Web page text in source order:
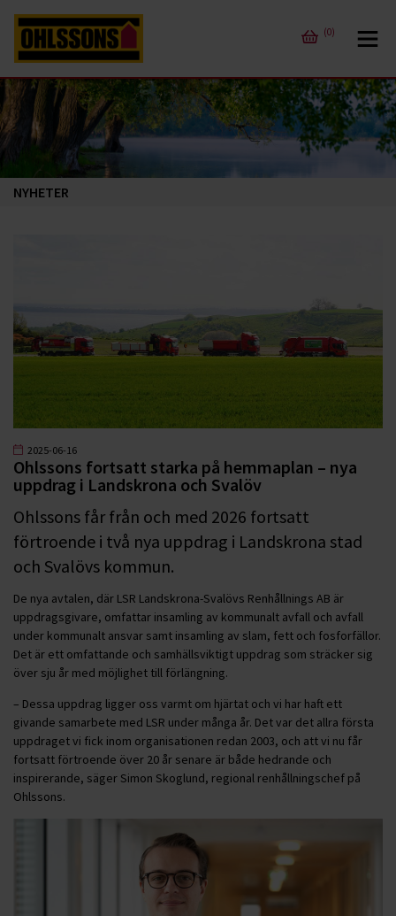
(0)
NYHETER
2025-06-16
Ohlssons fortsatt starka på hemmaplan – nya
uppdrag i Landskrona och Svalöv
Ohlssons får från och med 2026 fortsatt
förtroende i två nya uppdrag i Landskrona stad
och Svalövs kommun.
De nya avtalen, där LSR Landskrona-Svalövs Renhållnings AB är
uppdragsgivare, omfattar insamling av kommunalt avfall och avfall
under kommunalt ansvar samt insamling av slam, fett och fosforfällor.
Det är ett omfattande och samhällsviktigt uppdrag som sträcker sig
över sju år med möjlighet till förlängning.
– Dessa uppdrag ligger oss varmt om hjärtat och vi har haft ett
givande samarbete med LSR under många år. Det var det allra första
uppdraget vi fick inom organisationen redan 2003, och att vi nu får
fortsatt förtroende över 20 år senare är både hedrande och
inspirerande, säger Simon Skoglund, regional renhållningschef på
Ohlssons.